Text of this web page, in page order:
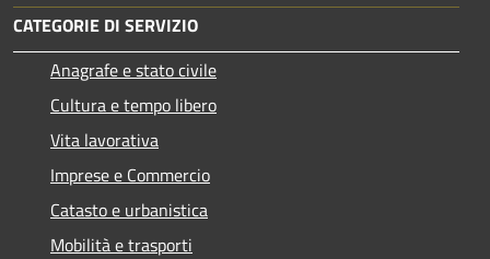
CATEGORIE DI SERVIZIO
Anagrafe e stato civile
Cultura e tempo libero
Vita lavorativa
Imprese e Commercio
Catasto e urbanistica
Mobilità e trasporti